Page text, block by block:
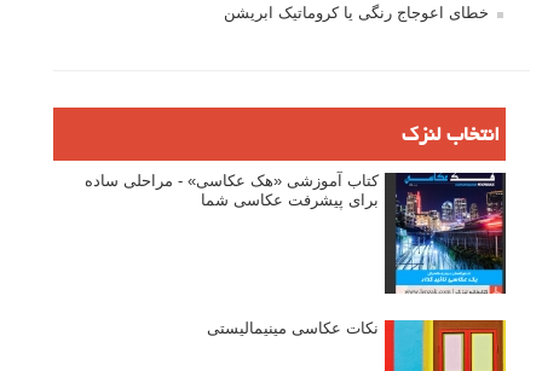
خطای اعوجاج رنگی یا کروماتیک ابریشن
انتخاب لنزک
کتاب آموزشی «هک عکاسی» - مراحلی ساده
برای پیشرفت عکاسی شما
نکات عکاسی مینیمالیستی